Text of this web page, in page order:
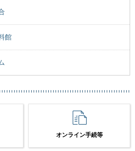
館
オンライン手続等